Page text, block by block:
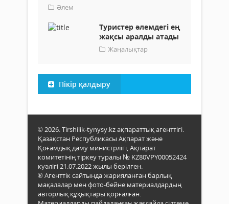
Әлем
Туристер әлемдегі ең
жақсы аралды атады
Жаңалықтар
Пікір қалдыру
© 2026. Tirshilik-tynysy.kz ақпараттық агенттігі.
Қазақстан Республикасы Ақпарат және
Қоғамдық даму министрлігі, Ақпарат
комитетінің тіркеу туралы № KZ80VPY00052424
куәлігі 21.07.2022 жылы берілген.
® Агенттік сайтында жарияланған барлық
мақалалар мен фото-бейне материалдардың
авторлық құқықтары қорғалған.